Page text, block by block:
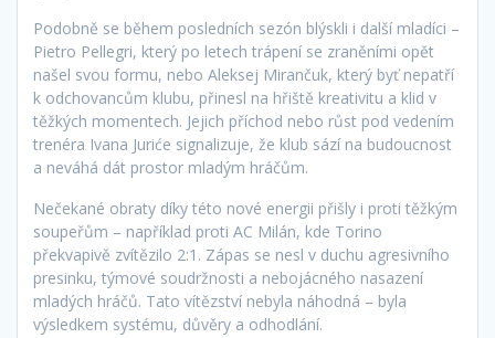
Podobně se během posledních sezón blýskli i další mladíci –
Pietro Pellegri, který po letech trápení se zraněními opět
našel svou formu, nebo Aleksej Mirančuk, který byť nepatří
k odchovancům klubu, přinesl na hřiště kreativitu a klid v
těžkých momentech. Jejich příchod nebo růst pod vedením
trenéra Ivana Juriće signalizuje, že klub sází na budoucnost
a neváhá dát prostor mladým hráčům.
Nečekané obraty díky této nové energii přišly i proti těžkým
soupeřům – například proti AC Milán, kde Torino
překvapivě zvítězilo 2:1. Zápas se nesl v duchu agresivního
presinku, týmové soudržnosti a nebojácného nasazení
mladých hráčů. Tato vítězství nebyla náhodná – byla
výsledkem systému, důvěry a odhodlání.